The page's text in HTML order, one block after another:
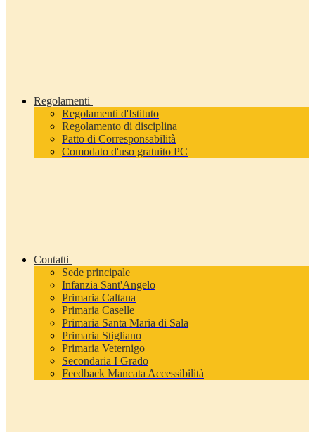
Regolamenti
Regolamenti d'Istituto
Regolamento di disciplina
Patto di Corresponsabilità
Comodato d'uso gratuito PC
Contatti
Sede principale
Infanzia Sant'Angelo
Primaria Caltana
Primaria Caselle
Primaria Santa Maria di Sala
Primaria Stigliano
Primaria Veternigo
Secondaria I Grado
Feedback Mancata Accessibilità